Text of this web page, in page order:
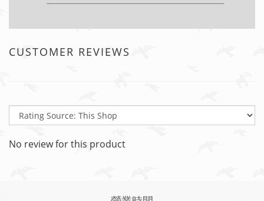
CUSTOMER REVIEWS
No review for this product